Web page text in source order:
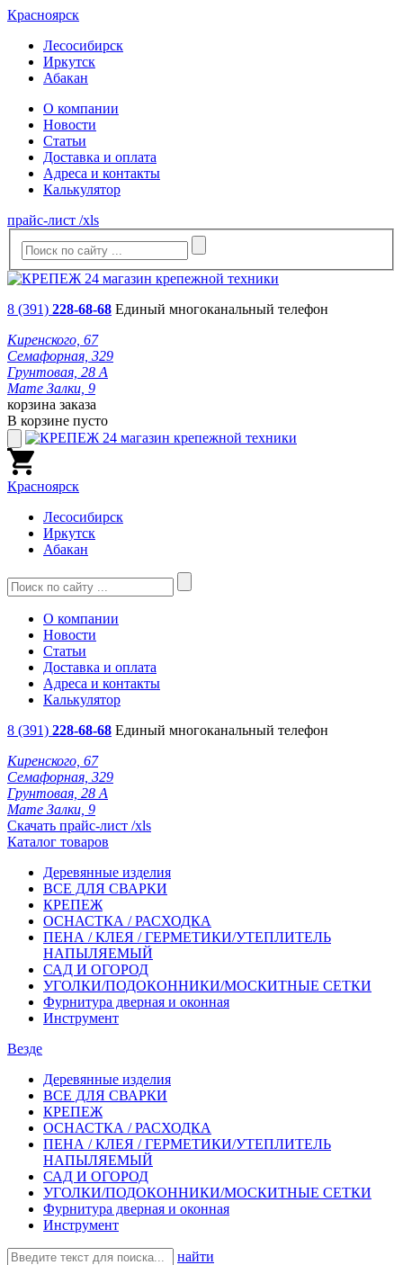
Красноярск
Лесосибирск
Иркутск
Абакан
О компании
Новости
Статьи
Доставка и оплата
Адреса и контакты
Калькулятор
прайс-лист /xls
8 (391) 228-68-68 Единый многоканальный телефон
Киренского, 67
Семафорная, 329
Грунтовая, 28 А
Мате Залки, 9
корзина заказа
В корзине пусто
Красноярск
Лесосибирск
Иркутск
Абакан
О компании
Новости
Статьи
Доставка и оплата
Адреса и контакты
Калькулятор
8 (391) 228-68-68 Единый многоканальный телефон
Киренского, 67
Семафорная, 329
Грунтовая, 28 А
Мате Залки, 9
Скачать прайс-лист /xls
Каталог товаров
Деревянные изделия
ВСЕ ДЛЯ СВАРКИ
КРЕПЕЖ
ОСНАСТКА / РАСХОДКА
ПЕНА / КЛЕЯ / ГЕРМЕТИКИ/УТЕПЛИТЕЛЬ
НАПЫЛЯЕМЫЙ
САД И ОГОРОД
УГОЛКИ/ПОДОКОННИКИ/МОСКИТНЫЕ СЕТКИ
Фурнитура дверная и оконная
Инструмент
Везде
Деревянные изделия
ВСЕ ДЛЯ СВАРКИ
КРЕПЕЖ
ОСНАСТКА / РАСХОДКА
ПЕНА / КЛЕЯ / ГЕРМЕТИКИ/УТЕПЛИТЕЛЬ
НАПЫЛЯЕМЫЙ
САД И ОГОРОД
УГОЛКИ/ПОДОКОННИКИ/МОСКИТНЫЕ СЕТКИ
Фурнитура дверная и оконная
Инструмент
найти